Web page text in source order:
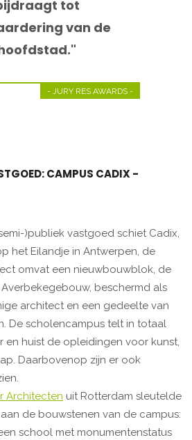
tot
van de
- JURY RES AWARDS -
CAMPUS CADIX -
)publiek vastgoed schiet Cadix,
het Eilandje in Antwerpen, de
omvat een nieuwbouwblok, de
beschermd als
architect en een gedeelte van
De scholencampus telt in totaal
en huist de opleidingen voor kunst,
Daarbovenop zijn er ook
Architecten uit Rotterdam sleutelde
de bouwstenen van de campus:
school met monumentenstatus